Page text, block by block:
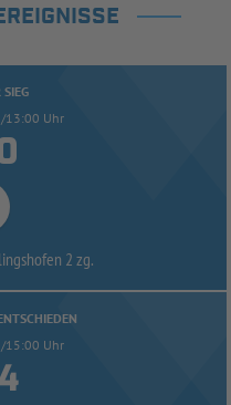
SIEG
13:00 Uhr
2 zg.
15:00 Uhr